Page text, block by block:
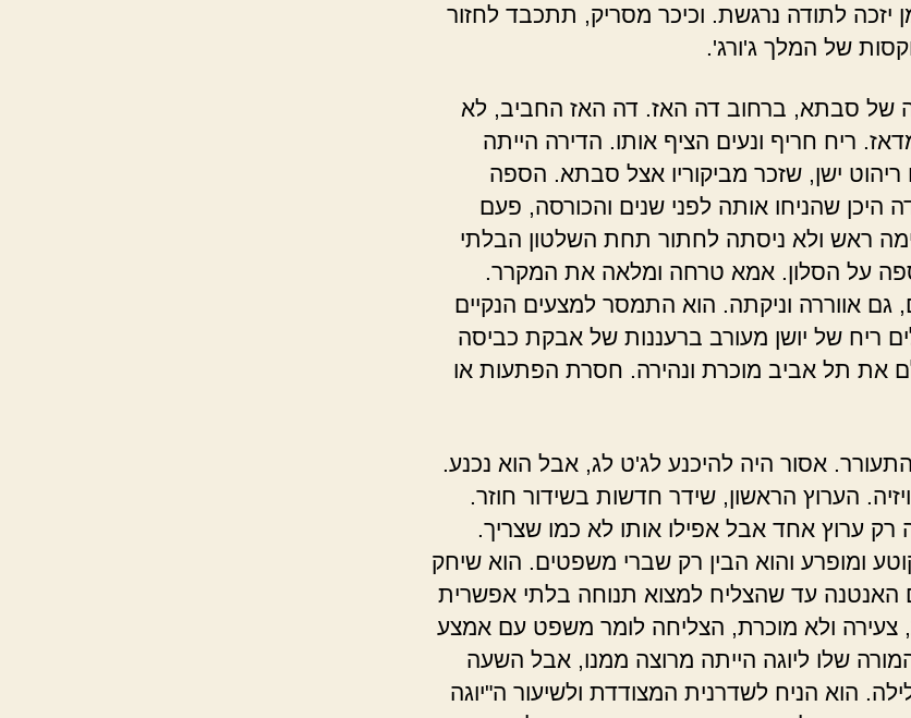
יזכה לתודה נרגשת. וכיכר מסריק, תתכבד לחזור
של המלך ג'ורג'.
של סבתא, ברחוב דה האז. דה האז החביב, לא
ריח חריף ונעים הציף אותו. הדירה הייתה
ישן, שזכר מביקוריו אצל סבתא. הספה
שהניחו אותה לפני שנים והכורסה, פעם
ראש ולא ניסתה לחתור תחת השלטון הבלתי
על הסלון. אמא טרחה ומלאה את המקרר.
גם אווררה וניקתה. הוא התמסר למצעים הנקיים
ריח של יושן מעורב ברעננות של אבקת כביסה
את תל אביב מוכרת ונהירה. חסרת הפתעות או
אסור היה להיכנע לג'ט לג, אבל הוא נכנע.
הערוץ הראשון, שידר חדשות בשידור חוזר.
רק ערוץ אחד אבל אפילו אותו לא כמו שצריך.
ומופרע והוא הבין רק שברי משפטים. הוא שיחק
עד שהצליח למצוא תנוחה בלתי אפשרית
צעירה ולא מוכרת, הצליחה לומר משפט עם אמצע
שלו ליוגה הייתה מרוצה ממנו, אבל השעה
הוא הניח לשדרנית המצודדת ולשיעור ה"יוגה